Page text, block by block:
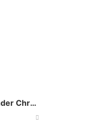
Yavuz 14 Defender Chrome